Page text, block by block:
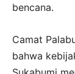
bencana.
Camat
bahwa